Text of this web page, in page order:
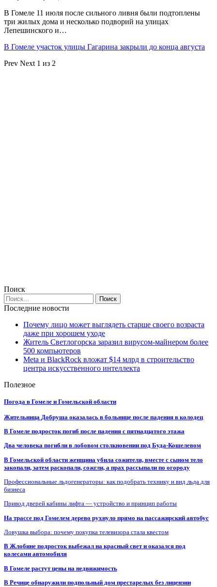
В Гомеле 11 июля после сильного ливня были подтоплены
три жилых дома и несколько подворий на улицах
Лепешинского и…
В Гомеле участок улицы Гагарина закрыли до конца августа
Prev Next 1 из 2
Поиск
Последние новости
Почему лицо может выглядеть старше своего возраста
даже при хорошем уходе
Житель Светлогорска заразил вирусом-майнером более
500 компьютеров
Meta и BlackRock вложат $14 млрд в строительство
центра искусственного интеллекта
Полезное
Погода в Гомеле и Гомельской области
Жительница Добруша оказалась в больнице после падения в колодец
В Гомеле подросток погиб после падения с пятнадцатого этажа
Два человека погибли в лобовом столкновении под Буда-Кошелевом
В Гомельской области женщина убила сожителя, вместе с сыном тело
закопали, затем раскопали, сожгли, а прах рассыпали по огороду
Профессиональные льдогенераторы: как подобрать технику и вид льда для
бизнеса
Привод дверей кабины лифта — устройство и принцип работы
На трассе под Гомелем дерево рухнуло прямо на пассажирский автобус
Ловушка выбора: почему покупка телевизора стала квестом
В Жлобине подросток выбежал на красный свет и оказался под
колесами автомобиля
В Гомеле растут цены на недвижимость
В Речице обнаружили подпольный дом престарелых без лицензии